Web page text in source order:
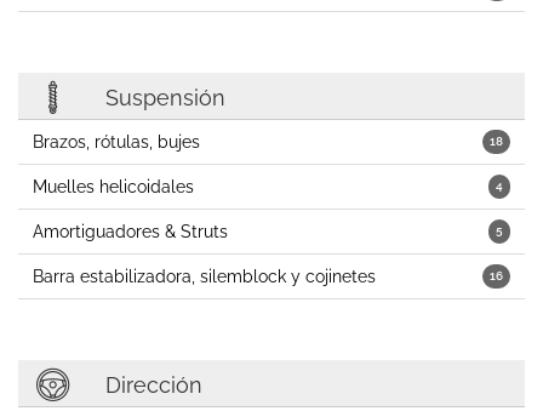
Suspensión
18
Brazos, rótulas, bujes
4
Muelles helicoidales
5
Amortiguadores & Struts
16
Barra estabilizadora, silemblock y cojinetes
Dirección